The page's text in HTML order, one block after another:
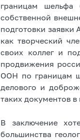
границам шельфа
собственной
подготовки заявки
как творческий
своих коллег и
продвижения
ООН по границам
делового и
таких документов
В заключение
большинства